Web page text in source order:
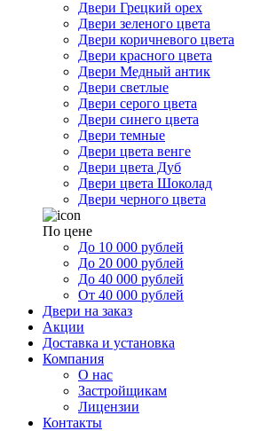
Двери Грецкий орех
Двери зеленого цвета
Двери коричневого цвета
Двери красного цвета
Двери Медный антик
Двери светлые
Двери серого цвета
Двери синего цвета
Двери темные
Двери цвета венге
Двери цвета Дуб
Двери цвета Шоколад
Двери черного цвета
По цене
До 10 000 рублей
До 20 000 рублей
До 40 000 рублей
От 40 000 рублей
Двери на заказ
Акции
Доставка и установка
Компания
О нас
Застройщикам
Лицензии
Контакты